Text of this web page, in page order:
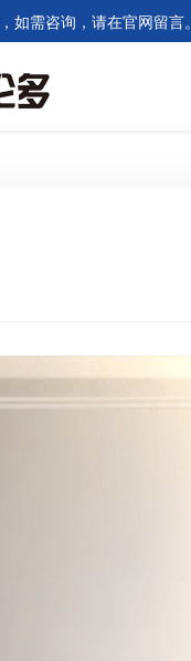
如需咨询，请在官网留言。